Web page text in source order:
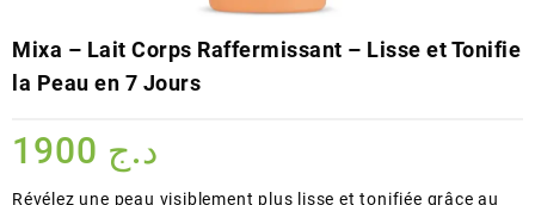
Mixa – Lait Corps Raffermissant – Lisse et Tonifie
la Peau en 7 Jours
د.ج
Révélez une peau visiblement plus lisse et tonifiée grâce au